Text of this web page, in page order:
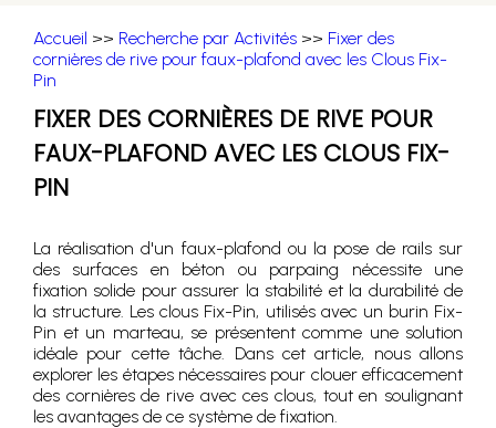
Accueil >> Recherche par Activités >> Fixer des
cornières de rive pour faux-plafond avec les Clous Fix-
Pin
FIXER DES CORNIÈRES DE RIVE POUR
FAUX-PLAFOND AVEC LES CLOUS FIX-
PIN
La réalisation d'un faux-plafond ou la pose de rails sur
des surfaces en béton ou parpaing nécessite une
fixation solide pour assurer la stabilité et la durabilité de
la structure. Les clous Fix-Pin, utilisés avec un burin Fix-
Pin et un marteau, se présentent comme une solution
idéale pour cette tâche. Dans cet article, nous allons
explorer les étapes nécessaires pour clouer efficacement
des cornières de rive avec ces clous, tout en soulignant
les avantages de ce système de fixation.